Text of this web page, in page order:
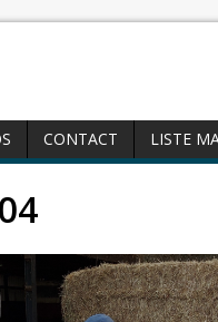
CONTACT LISTE